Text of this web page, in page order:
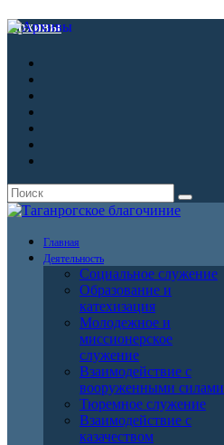
Архивы
Главная
Деятельность
Социальное служение
Образование и
катехизация
Молодежное и
миссионерское
служение
Взаимодействие с
вооруженными силами
Тюремное служение
Взаимодействие с
казачеством